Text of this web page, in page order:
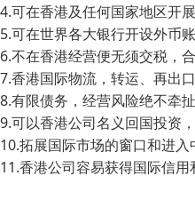
4.可在香港及任何国家地区开
5.可在世界各大银行开设外币账
6.不在香港经营便无须交税，
7.香港国际物流，转运、再出
8.有限债务，经营风险绝不牵
9.可以香港公司名义回国投资
10.拓展国际市场的窗口和进入
11.香港公司容易获得国际信用